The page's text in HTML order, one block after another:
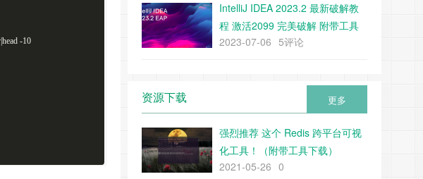
-10
IntelliJ IDEA 2023.2 最新破解教
程 激活2099 完美破解 附带工具
下载
2023-07-06 5评论
更多
资源下载
强烈推荐 这个 Redis 跨平台可视
化工具！（附带工具下载）
2021-05-26 0